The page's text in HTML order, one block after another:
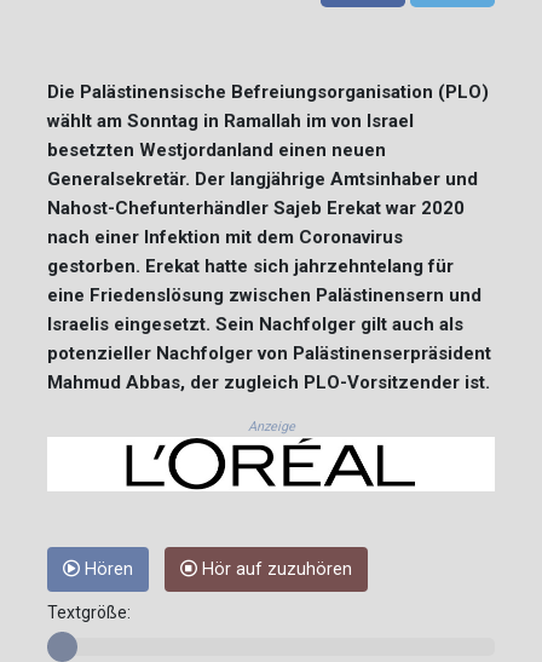
Die Palästinensische Befreiungsorganisation (PLO)
wählt am Sonntag in Ramallah im von Israel
besetzten Westjordanland einen neuen
Generalsekretär. Der langjährige Amtsinhaber und
Nahost-Chefunterhändler Sajeb Erekat war 2020
nach einer Infektion mit dem Coronavirus
gestorben. Erekat hatte sich jahrzehntelang für
eine Friedenslösung zwischen Palästinensern und
Israelis eingesetzt. Sein Nachfolger gilt auch als
potenzieller Nachfolger von Palästinenserpräsident
Mahmud Abbas, der zugleich PLO-Vorsitzender ist.
Anzeige
Hören Hör auf zuzuhören
Textgröße: